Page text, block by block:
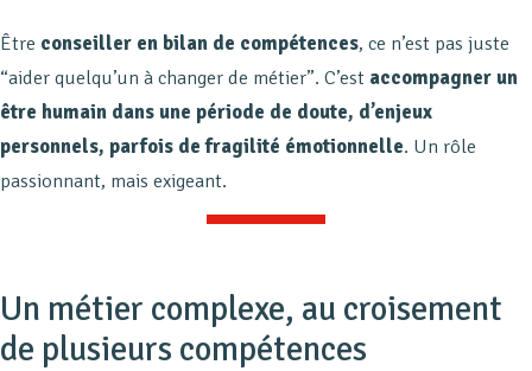
Être conseiller en bilan de compétences, ce n’est pas juste
“aider quelqu’un à changer de métier”. C’est accompagner un
être humain dans une période de doute, d’enjeux
personnels, parfois de fragilité émotionnelle. Un rôle
passionnant, mais exigeant.
Un métier complexe, au croisement
de plusieurs compétences